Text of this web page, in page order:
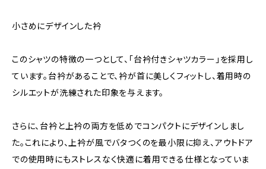
小さめにデザインした衿
このシャツの特徴の一つとして、「台衿付きシャツカラー」を採用し
ています。台衿があることで、衿が首に美しくフィットし、着用時の
シルエットが洗練された印象を与えます。
さらに、台衿と上衿の両方を低めでコンパクトにデザインしまし
た。これにより、上衿が風でバタつくのを最小限に抑え、アウトドア
での使用時にもストレスなく快適に着用できる仕様となっていま